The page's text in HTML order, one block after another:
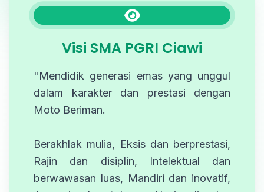
Visi SMA PGRI Ciawi
"Mendidik generasi emas yang unggul
dalam karakter dan prestasi dengan
Moto Beriman.
Berakhlak mulia, Eksis dan berprestasi,
Rajin dan disiplin, Intelektual dan
berwawasan luas, Mandiri dan inovatif,